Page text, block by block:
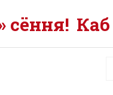
сёння!